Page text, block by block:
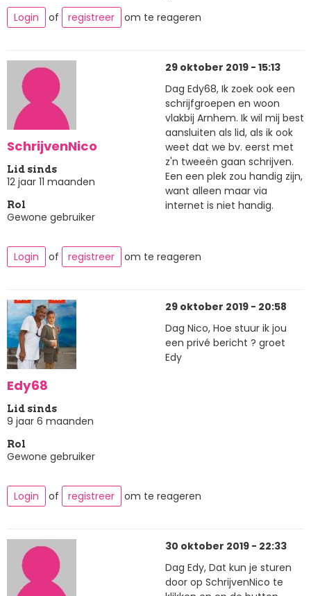
Login
of registreer om te reageren
SchrijvenNico
Lid sinds
12 jaar 11 maanden
Rol
Gewone gebruiker
29 oktober 2019 - 15:13
Dag Edy68, Ik zoek ook een
schrijfgroepen en woon
vlakbij Arnhem. Ik wil mij best
aansluiten als lid, als ik ook
weet dat we bv. eerst met
z'n tweeën gaan schrijven.
Een een plek zou handig zijn,
want alleen maar via
internet is niet handig.
Login of registreer om te reageren
Edy68
Lid sinds
9 jaar 6 maanden
Rol
Gewone gebruiker
29 oktober 2019 - 20:58
Dag Nico, Hoe stuur ik jou
een privé bericht ? groet
Edy
Login of registreer om te reageren
30 oktober 2019 - 22:33
Dag Edy, Dat kun je sturen
door op SchrijvenNico te